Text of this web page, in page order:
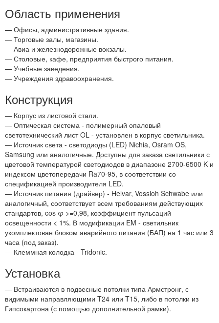
Область применения
— Офисы, административные здания.
— Торговые залы, магазины.
— Авиа и железнодорожные вокзалы.
— Столовые, кафе, предприятия быстрого питания.
— Учебные заведения.
— Учреждения здравоохранения.
Конструкция
— Корпус из листовой стали.
— Оптическая система - полимерный опаловый
светотехнический лист OL - установлен в корпус светильника.
— Источник света - светодиоды (LED) Nichia, Osram OS,
Samsung или аналогичные. Доступны для заказа светильники с
цветовой температурой светодиодов в диапазоне 2700-6500 K и
индексом цветопередачи Ra70-95, в соответствии со
спецификацией производителя LED.
— Источник питания (драйвер) - Helvar, Vossloh Schwabe или
аналогичный, соответствует всем требованиям действующих
стандартов, cos φ >=0,98, коэффициент пульсаций
освещенности < 1%. В модификации EM - светильник
укомплектован блоком аварийного питания (БАП) на 1 час или 3
часа (под заказ).
— Клеммная колодка - Tridonic.
Установка
— Встраиваются в подвесные потолки типа Армстронг, с
видимыми направляющими T24 или T15, либо в потолки из
Гипсокартона (с помощью дополнительной рамки).